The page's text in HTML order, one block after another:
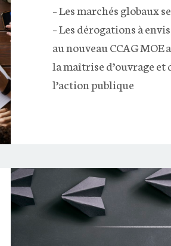
– Les marchés globaux
– Les dérogations à
au nouveau CCAG
la maîtrise d’ouvrage et
l’action publique